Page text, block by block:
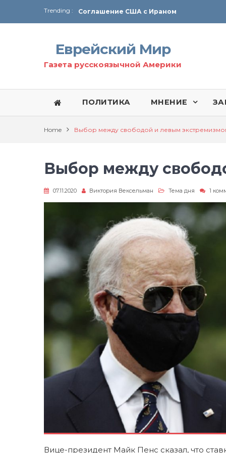
Trending :
Соглашение США с Ираном
Технология Революции в Иране
От Ирана до Ливана и Газы
Еврейский Мир
Газета русскоязычной Америки
ПОЛИТИКА МНЕНИЕ
Home Выбор между свободой и левым
Выбор между
07.11.2020 Виктория Вексельман Тема дня 1
Вице-президент Майк Пенс сказал, что